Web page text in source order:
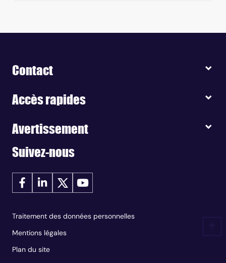
Contact
Accès rapides
Avertissement
Suivez-nous
Traitement des données personnelles
Mentions légales
Plan du site